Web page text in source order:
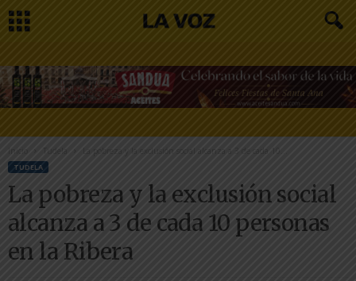
Inicio Tudela La pobreza y la exclusión social alcanza a 3 de cada 10...
TUDELA
La pobreza y la exclusión social
alcanza a 3 de cada 10 personas
en la Ribera